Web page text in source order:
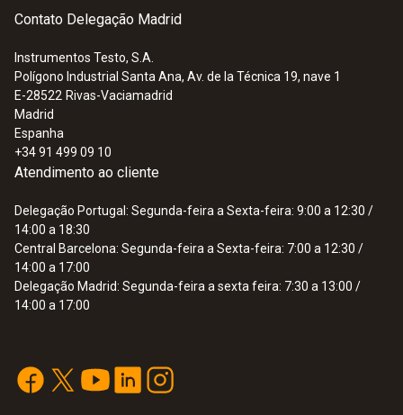
: 0615 2211
Sonda de alimentos em aço inoxidável
NTC com conector TUC
142,14 €
Contato Delegação Madrid
Instrumentos Testo, S.A.
Polígono Industrial Santa Ana, Av. de la Técnica 19, nave 1
E-28522 Rivas-Vaciamadrid
Madrid
Espanha
+34 91 499 09 10
Atendimento ao cliente
Delegação Portugal: Segunda-feira a Sexta-feira: 9:00 a 12:30 /
14:00 a 18:30
Central Barcelona: Segunda-feira a Sexta-feira: 7:00 a 12:30 /
14:00 a 17:00
Delegação Madrid: Segunda-feira a sexta feira: 7:30 a 13:00 /
14:00 a 17:00